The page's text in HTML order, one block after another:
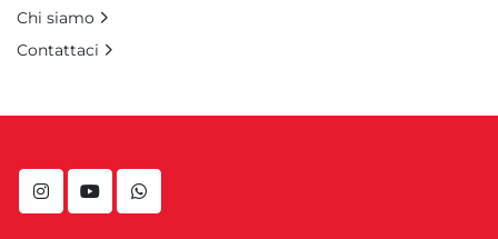
instagramyoutubewhatsapp
Chi siamo
Contattaci